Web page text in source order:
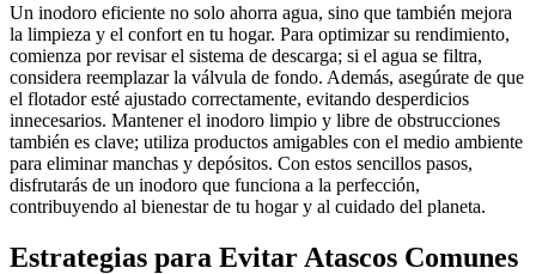
Un inodoro eficiente no solo ahorra agua, sino que también mejora
la limpieza y el confort en tu hogar. Para optimizar su rendimiento,
comienza por revisar el sistema de descarga; si el agua se filtra,
considera reemplazar la válvula de fondo. Además, asegúrate de que
el flotador esté ajustado correctamente, evitando desperdicios
innecesarios. Mantener el inodoro limpio y libre de obstrucciones
también es clave; utiliza productos amigables con el medio ambiente
para eliminar manchas y depósitos. Con estos sencillos pasos,
disfrutarás de un inodoro que funciona a la perfección,
contribuyendo al bienestar de tu hogar y al cuidado del planeta.
Estrategias para Evitar Atascos Comunes